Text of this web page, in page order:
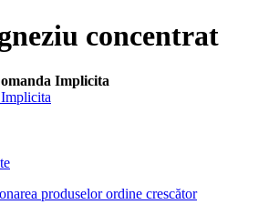
concentrat
Implicita
produselor ordine crescător